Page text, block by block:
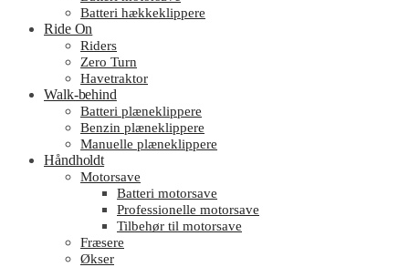
Batteri hækkeklippere
Ride On
Riders
Zero Turn
Havetraktor
Walk-behind
Batteri plæneklippere
Benzin plæneklippere
Manuelle plæneklippere
Håndholdt
Motorsave
Batteri motorsave
Professionelle motorsave
Tilbehør til motorsave
Fræsere
Økser